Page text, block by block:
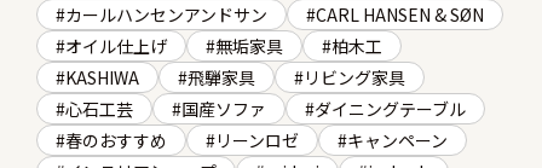
カールハンセンアンドサン
CARL HANSEN & SØN
オイル仕上げ
無垢家具
柏木工
KASHIWA
飛騨家具
リビング家具
心石工芸
国産ソファ
ダイニングテーブル
春のおすすめ
リーンロゼ
キャンペーン